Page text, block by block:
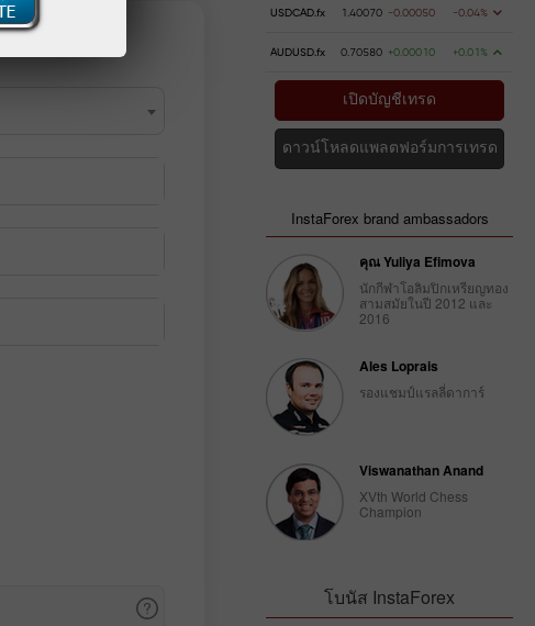
USDCAD.fx 1.40070 -0.00050 -0.04%
AUDUSD.fx 0.70580 +0.00010 +0.01%
เปิดบัญชีเทรด
ดาวน์โหลดแพลตฟอร์มการเทรด
InstaForex brand ambassadors
คุณ Yuliya Efimova
นักกีฬาโอลิมปิกเหรียญทอง
สามสมัยในปี 2012 และ
2016
Ales Loprais
รองแชมป์แรลลี่ดาการ์
Viswanathan Anand
XVth World Chess
Champion
โบนัส InstaForex